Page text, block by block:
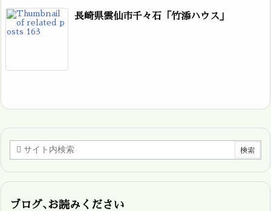
長崎県雲仙市千々石「竹添ハウス」
ブログ､お読みください